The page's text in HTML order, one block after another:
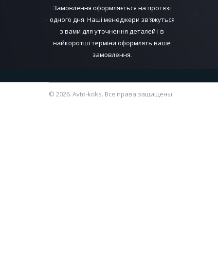
Замовлення оформляється на протязі
одного дня. Наші менеджери зв'яжуться
з вами для уточнення деталей і в
найкоротші терміни оформлять ваше
замовлення.
© 2026. Avto-koks. Все права защищены.